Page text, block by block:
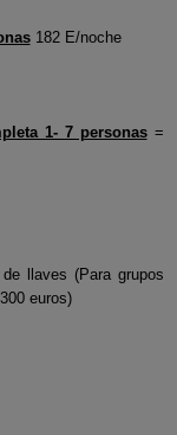
182 E/noche
1- 7 personas=
llaves (Para grupos
euros)